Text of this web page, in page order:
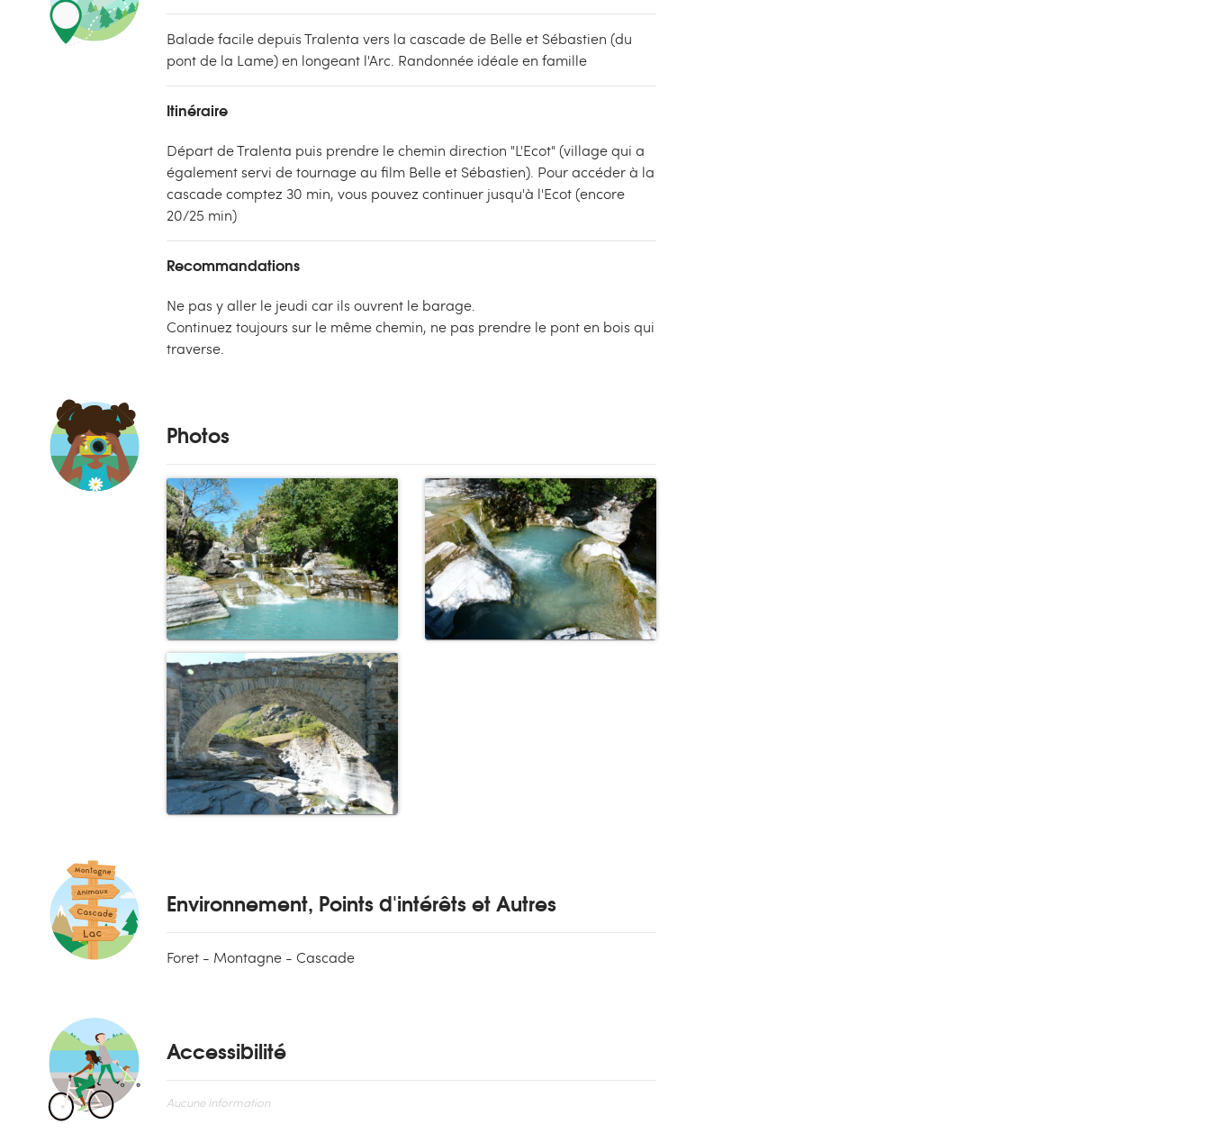
Balade facile depuis Tralenta vers la cascade de Belle et Sébastien (du
pont de la Lame) en longeant l'Arc. Randonnée idéale en famille
Itinéraire
Départ de Tralenta puis prendre le chemin direction "L'Ecot" (village qui a
également servi de tournage au film Belle et Sébastien). Pour accéder à la
cascade comptez 30 min, vous pouvez continuer jusqu'à l'Ecot (encore
20/25 min)
Recommandations
Ne pas y aller le jeudi car ils ouvrent le barage.
Continuez toujours sur le même chemin, ne pas prendre le pont en bois qui
traverse.
Photos
Environnement, Points d'intérêts et Autres
Foret - Montagne - Cascade
Accessibilité
Aucune information